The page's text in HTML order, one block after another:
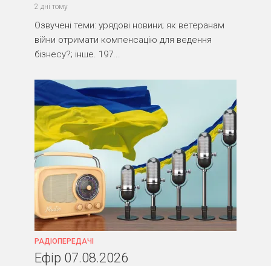
2 дні тому
Озвучені теми: урядові новини; як ветеранам
війни отримати компенсацію для ведення
бізнесу?; інше. 197...
РАДІОПЕРЕДАЧІ
Ефір 07.08.2026